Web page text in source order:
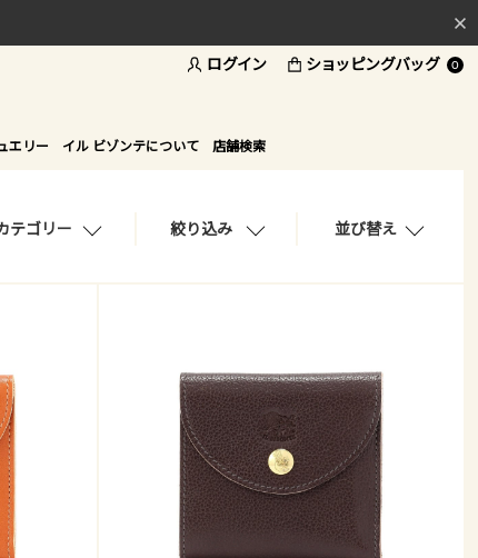
ログイン ショッピングバッグ 0
エリー イル ビゾンテについて 店舗検索
テゴリー 絞り込み 並び替え